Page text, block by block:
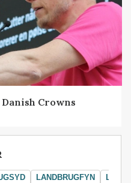
Crowns
LANDBRUGFYN